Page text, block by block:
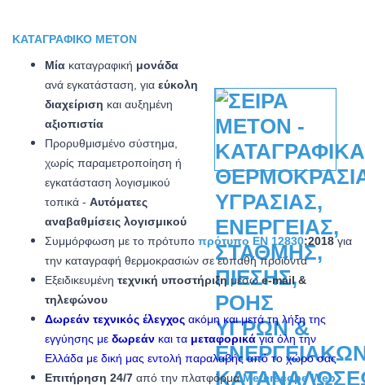
ΚΑΤΑΓΡΑΦΙΚΌ METON
Μία καταγραφική μονάδα
ανά εγκατάσταση, για εύκολη
διαχείριση και αυξημένη
αξιοπιστία
Προρυθμισμένο σύστημα,
χωρίς παραμετροποίηση ή
εγκατάσταση λογισμικού
τοπικά - Αυτόματες
αναβαθμίσεις λογισμικού
Συμμόρφωση με το πρότυπο πρότυπο EN 12830:2018 για
την καταγραφή θερμοκρασιών σε ευπαθή προϊόντα
Εξειδικευμένη τεχνική υποστήριξη μέσωe-mail &
τηλεφώνου
Δωρεάν τεχνικός έλεγχος ακόμη και μετά τη λήξη της
εγγύησης με δωρεάν και τα μεταφορικάγια όλη την
Ελλάδα με δική μας εντολή παραλαβής από το χώρο σας
Επιτήρηση 24/7 από την πλατφόρμα Meterscope Web